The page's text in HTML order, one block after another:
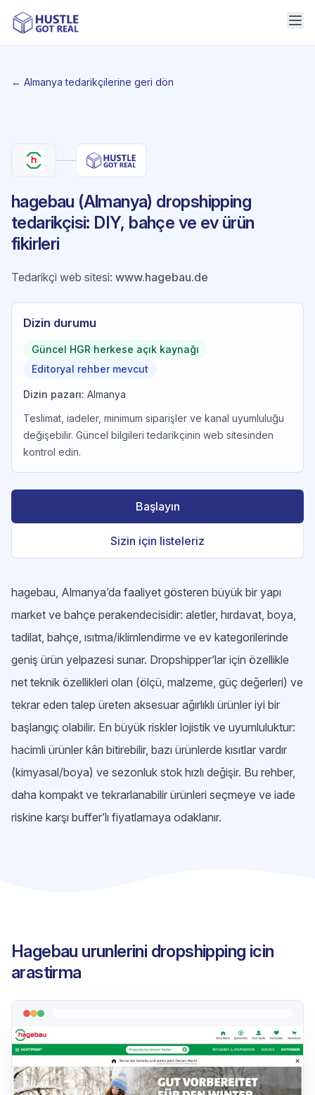
← Almanya tedarikçilerine geri dön
hagebau (Almanya) dropshipping
tedarikçisi: DIY, bahçe ve ev ürün
fikirleri
Tedarikçi web sitesi: www.hagebau.de
Dizin durumu
Güncel HGR herkese açık kaynağı
Editoryal rehber mevcut
Dizin pazarı: Almanya
Teslimat, iadeler, minimum siparişler ve kanal uyumluluğu
değişebilir. Güncel bilgileri tedarikçinin web sitesinden
kontrol edin.
Başlayın
Sizin için listeleriz
hagebau, Almanya’da faaliyet gösteren büyük bir yapı
market ve bahçe perakendecisidir: aletler, hırdavat, boya,
tadilat, bahçe, ısıtma/iklimlendirme ve ev kategorilerinde
geniş ürün yelpazesi sunar. Dropshipper’lar için özellikle
net teknik özellikleri olan (ölçü, malzeme, güç değerleri) ve
tekrar eden talep üreten aksesuar ağırlıklı ürünler iyi bir
başlangıç olabilir. En büyük riskler lojistik ve uyumluluktur:
hacimli ürünler kârı bitirebilir, bazı ürünlerde kısıtlar vardır
(kimyasal/boya) ve sezonluk stok hızlı değişir. Bu rehber,
daha kompakt ve tekrarlanabilir ürünleri seçmeye ve iade
riskine karşı buffer’lı fiyatlamaya odaklanır.
Hagebau urunlerini dropshipping icin
arastirma